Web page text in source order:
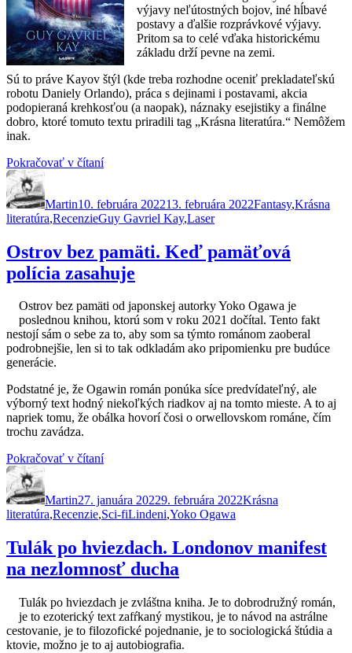
výjavy neľútostných bojov, iné hĺbavé
postavy a ďalšie rozprávkové výjavy.
Pritom sa to celé vďaka historickému
základu drží pevne na zemi.
Sú to práve Kayov štýl (kde treba rozhodne oceniť prekladateľskú
robotu Daniely Orlando), práca s dejinami i postavami, akcia
podopieraná krehkosťou (a naopak), náznaky esejistiky a finálne
dobro, ktoré tomuto textu priradili tag „Krásna literatúra.“ Nemôžem
inak.
Pokračovať v čítaní„Poslední
Ako
som
knihu
podľa
obalu“
Autor
Martin10. februára 202213. februára 2022Fantasy,Krásna
literatúra,RecenzieZnačky
Guy Gavriel Kay,Laser
Ostrov bez pamäti. Keď pamäťová
polícia zasahuje
Ostrov bez pamäti od japonskej autorky Yoko Ogawa je
poslednou knihou, ktorú som v roku 2021 dočítal. Tento fakt
nestojí sám o sebe za to, aby som sa týmto románom zaoberal
podrobnejšie, len si to tak odkladám ako pripomienku pre budúce
generácie.
Podstatné je, že Ogawin román ponúka síce predvídateľný, ale
výborný text hodný niekoľkých riadkov aj na tomto mieste. A to aj
napriek tomu, že obálka hovorí čosi o orwellovskom románe, čím
trochu zavádza.
Pokračovať v čítaní„Ostrov
Keď
pamäťová
zasahuje“
Autor
Martin27. januára 20229. februára 2022Krásna
literatúra,Recenzie,Sci-fiZnačky
Lindeni,Yoko Ogawa
Tulák po hviezdach. Londonov manifest
na nezlomnosť ducha
Tulák po hviezdach je zvláštna kniha. Je to dobrodružný román,
je to ezoterický text zafŕkaný mystikou, je to návod na astrálne
cestovanie, je to filozofické pojednanie, je to sociologická štúdia a
ktovie, možno je to aj autobiografia.